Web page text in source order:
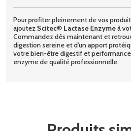
Pour profiter pleinement de vos
ajoutez Scitec® Lactase Enzymeà
Commandez dès maintenant et
digestion sereine et d’un apport
votre bien-être digestif et
enzyme de qualité professionnelle.